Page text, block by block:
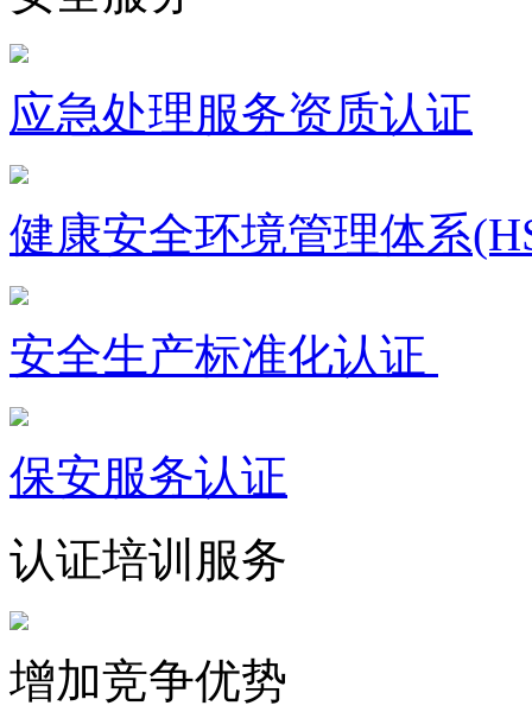
应急处理服务资质认证
健康安全环境管理体系
安全生产标准化认证
保安服务认证
认证培训服务
增加竞争优势